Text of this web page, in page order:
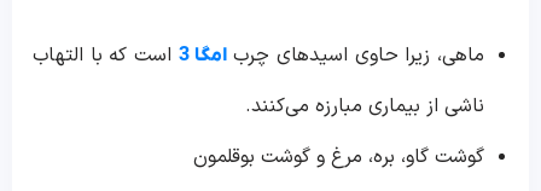
ماهی، زیرا حاوی اسیدهای چربامگا 3
است که با التهاب
ناشی از بیماری مبارزه می‌کنند.
گوشت گاو، بره، مرغ و گوشت بوقلمون